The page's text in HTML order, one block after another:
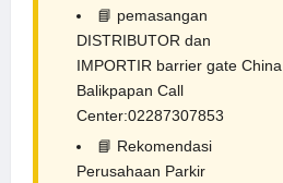
📘 pemasangan
DISTRIBUTOR dan
IMPORTIR barrier gate China
Balikpapan Call
Center:02287307853
📘 Rekomendasi
Perusahaan Parkir